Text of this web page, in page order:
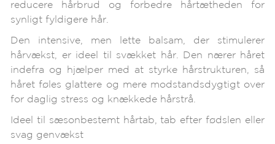
reducere hårbrud og forbedre hårtætheden for
synligt fyldigere hår.
Den intensive, men lette balsam, der stimulerer
hårvækst, er ideel til svækket hår. Den nærer håret
indefra og hjælper med at styrke hårstrukturen, så
håret føles glattere og mere modstandsdygtigt over
for daglig stress og knækkede hårstrå.
Ideel til sæsonbestemt hårtab, tab efter fødslen eller
svag genvækst